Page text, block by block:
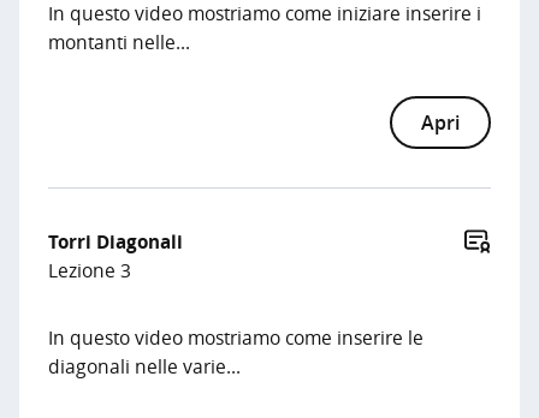
In questo video mostriamo come iniziare inserire i
montanti nelle...
Apri
Torri Diagonali
Lezione 3
In questo video mostriamo come inserire le
diagonali nelle varie...